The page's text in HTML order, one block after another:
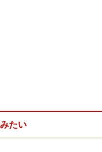
使用はまずありえない
らなくてもよいのでは
業者にも伝えました。
たい